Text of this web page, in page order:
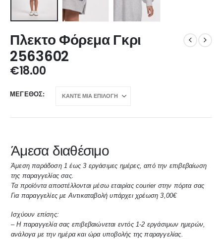
Πλεκτο Φόρεμα Γκρι
2563602
€18.00
ΜΈΓΕΘΟΣ
Άμεσα διαθέσιμο
Άμεση παράδοση 1 έως 3 εργάσιμες ημέρες, από την επιβεβαίωση
της παραγγελίας σας.
Τα προϊόντα αποστέλλονται μέσω εταιρίας courier στην πόρτα σας
Για παραγγελίες με Αντικαταβολή υπάρχει χρέωση 3,00€
Ισχύουν επίσης:
– Η παραγγελία σας επιβεβαιώνεται εντός 1-2 εργάσιμων ημερών,
ανάλογα με την ημέρα και ώρα υποβολής της παραγγελίας.